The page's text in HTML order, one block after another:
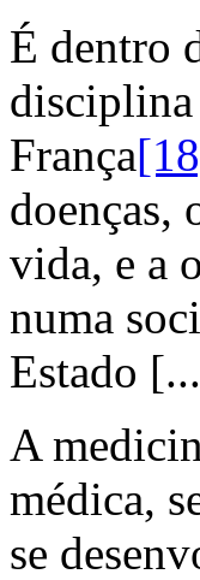
É dentro
França
doenças,
vida, e a
numa
Estado
A
médica,
se